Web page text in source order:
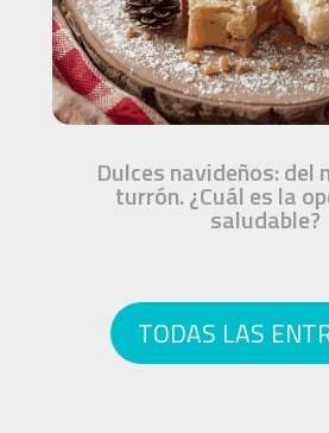
Dulces navideños: del
turrón. ¿Cuál es la
saludable?
TODAS LAS